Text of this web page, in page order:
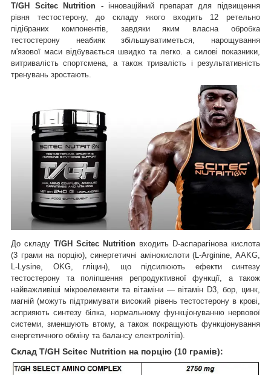
T/GH Scitec Nutrition -інноваційний препарат для підвищення
рівня тестостерону, до складу якого входить12 ретельно
підібраних компонентів, завдяки яким власна обробка
тестостерону неабияк збільшуватиметься, нарощування
м'язової маси відбувається швидко та легко. а силові показники,
витривалість спортсмена, а також тривалість і результативність
тренувань зростають.
До складу T/GH Scitec Nutrition входить D-аспарагінова кислота
(3 грами на порцію),синергетичні амінокислоти (L-Arginine, AAKG,
L-Lysine, OKG, гліцин), що підсилюють ефекти синтезу
тестостерону та поліпшення репродуктивної функції, а також
найважливіші мікроелементи та вітаміни — вітамін D3, бор, цинк,
магній (можуть підтримувати високий рівень тестостерону в крові,
зсприяють синтезу білка, нормальному функціонуванню нервової
системи, зменшують втому, а також покращують функціонування
енергетичного обміну та балансу електролітів).
Склад T/GH Scitec Nutrition на порцію (10 грамів):